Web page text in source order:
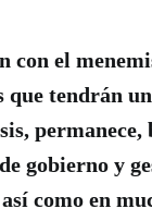
con el
que tendrán
gobierno y
como en